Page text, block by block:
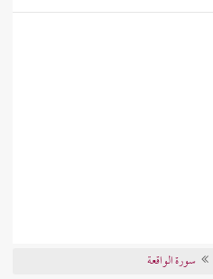
سورة الواقعة